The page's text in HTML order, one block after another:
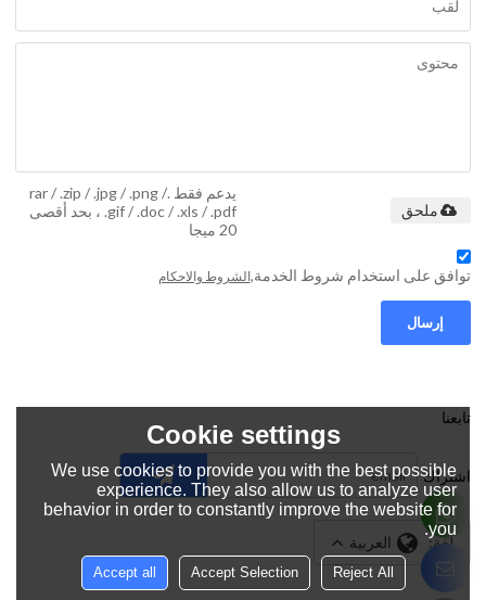
يدعم فقط .rar / .zip / .jpg / .png /
.gif / .doc / .xls / .pdf ، بحد أقصى
20 ميجا
ملحق
توافق على استخدام شروط الخدمة,الشروط والاحكام
إرسال
تابعنا
اشتراك
لغة: العربية
Cookie settings
We use cookies to provide you with the best possible
experience. They also allow us to analyze user
behavior in order to constantly improve the website for
you.
Reject All
Accept Selection
Accept all